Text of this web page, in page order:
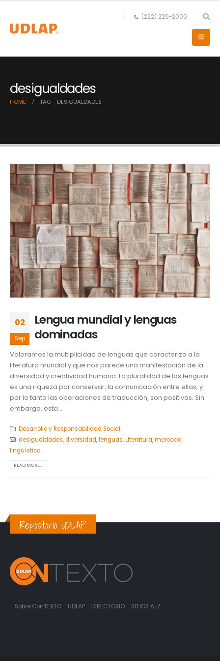
(222) 229-2000
desigualdades
HOME TAG - DESIGUALDADES
02
Sep
Lengua mundial y lenguas
dominadas
Valoramos la multiplicidad de lenguas que caracteriza a la
literatura mundial y que nos parece una manifestación de la
diversidad y creatividad humana. La pluralidad de las lenguas
es una riqueza por conservar; la comunicación entre ellas, y
por lo tanto las operaciones de traducción, son positivas. Sin
embargo, esta...
Desarrollo y Responsabilidad Social
desigualdades,diversidad,lenguas,Literatura,mercado
lingüístico
READ MORE...
Repositorio UDLAP
Sobre ConTEXTO UDLAP DIRECTORIO SITIOS A-Z